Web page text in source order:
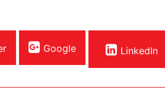
Google LinkedIn